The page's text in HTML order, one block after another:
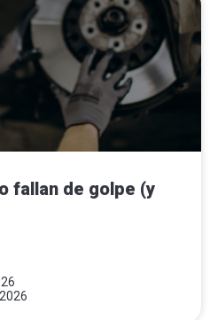
fallan de golpe (y